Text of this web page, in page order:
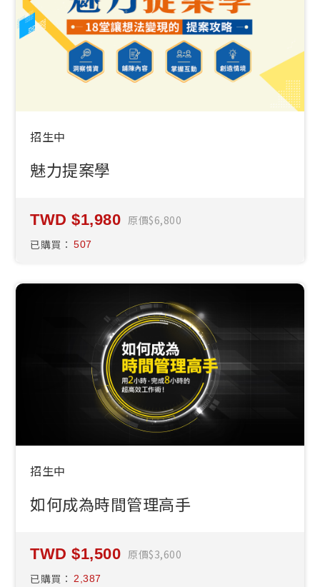
招生中
魅力提案學
1,980 原價 6,800
已購買： 507
招生中
如何成為時間管理高手
1,500 原價 3,600
已購買：
2,387